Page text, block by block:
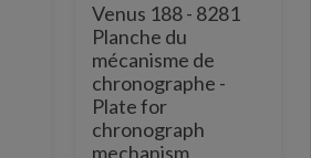
Venus 188 - 8281
Planche du
mécanisme de
chronographe -
Plate for
chronograph
mechanism